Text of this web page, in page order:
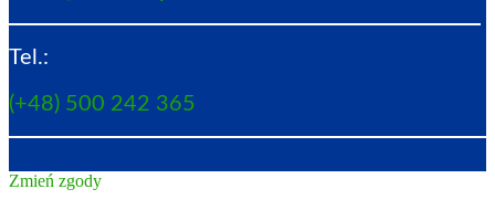
Tel.:
(+48) 500 242 365
Zmień zgody